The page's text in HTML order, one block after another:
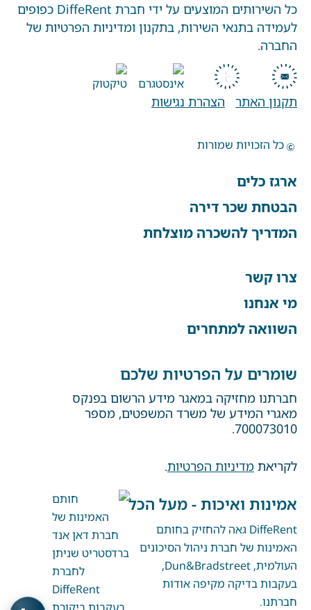
כל השירותים המוצעים על ידי חברת DiffeRent כפופים
לעמידה בתנאי השירות, בתקנון ומדיניות הפרטיות של
החברה.
תקנון האתר הצהרת נגישות
כל הזכויות שמורות
ארגז כלים
הבטחת שכר דירה
המדריך להשכרה מוצלחת
צרו קשר
מי אנחנו
השוואה למתחרים
שומרים על הפרטיות שלכם
חברתנו מחזיקה במאגר מידע הרשום בפנקס
מאגרי המידע של משרד המשפטים, מספר
700073010.
לקריאת מדיניות הפרטיות.
אמינות ואיכות - מעל הכל
DiffeRent גאה להחזיק בחותם
האמינות של חברת ניהול הסיכונים
העולמית, Dun&Bradstreet,
בעקבות בדיקה מקיפה אודות
חברתנו.